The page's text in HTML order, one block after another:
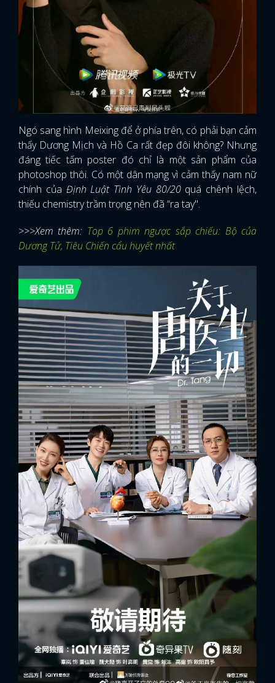
Ngó sang hình Meixing để ở phía trên, có phải bạn cảm
thấy Dương Mịch và Hồ Ca rất đẹp đôi không? Nhưng
đáng tiếc tấm poster đó chỉ là một sản phẩm của
photoshop thôi. Có một dân mạng vì cảm thấy nam nữ
chính của Định Luật Tình Yêu 80/20quá chênh lệch,
thiếu chemistry trầm trọng nên đã “ra tay".
>>>Xem thêm: Top 6 phim ngược sắp chiếu: Bộ của
Dương Tử, Tiêu Chiến cẩu huyết nhất